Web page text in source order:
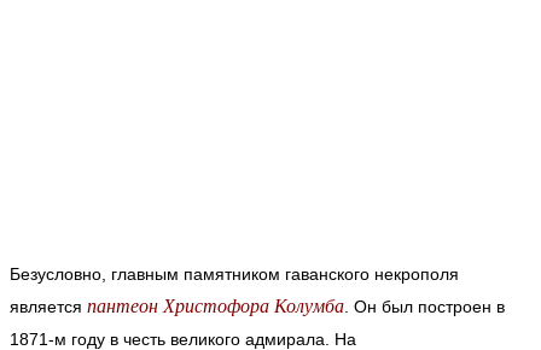
Безусловно, главным памятником гаванского некрополя
является пантеон Христофора Колумба . Он был построен в
1871-м году в честь великого адмирала. На